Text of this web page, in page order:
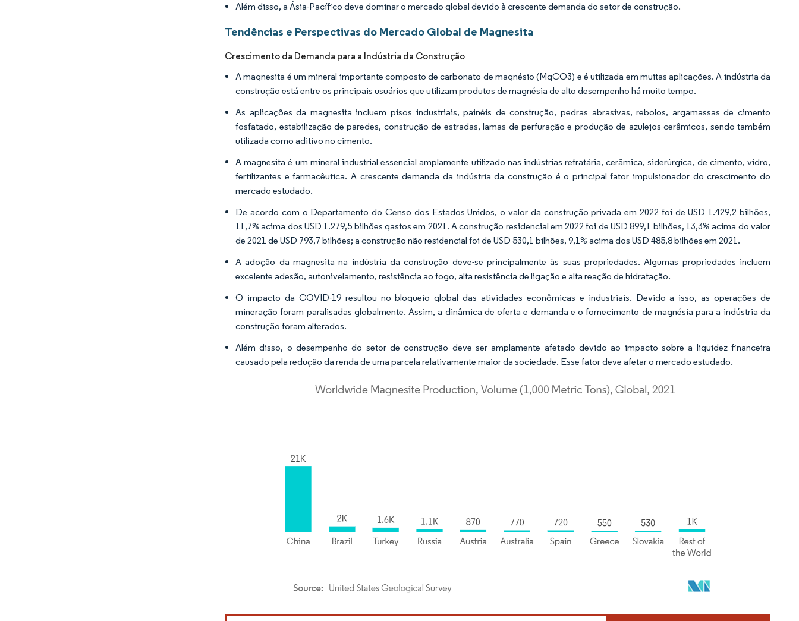
Além disso, a Ásia-Pacífico deve dominar o mercado global devido à crescente demanda do setor de construção.
Tendências e Perspectivas do Mercado Global de Magnesita
Crescimento da Demanda para a Indústria da Construção
A magnesita é um mineral importante composto de carbonato de magnésio (MgCO3) e é utilizada em muitas aplicações. A indústria da
construção está entre os principais usuários que utilizam produtos de magnésia de alto desempenho há muito tempo.
As aplicações da magnesita incluem pisos industriais, painéis de construção, pedras abrasivas, rebolos, argamassas de cimento
fosfatado, estabilização de paredes, construção de estradas, lamas de perfuração e produção de azulejos cerâmicos, sendo também
utilizada como aditivo no cimento.
A magnesita é um mineral industrial essencial amplamente utilizado nas indústrias refratária, cerâmica, siderúrgica, de cimento, vidro,
fertilizantes e farmacêutica. A crescente demanda da indústria da construção é o principal fator impulsionador do crescimento do
mercado estudado.
De acordo com o Departamento do Censo dos Estados Unidos, o valor da construção privada em 2022 foi de USD 1.429,2 bilhões,
11,7% acima dos USD 1.279,5 bilhões gastos em 2021. A construção residencial em 2022 foi de USD 899,1 bilhões, 13,3% acima do valor
de 2021 de USD 793,7 bilhões; a construção não residencial foi de USD 530,1 bilhões, 9,1% acima dos USD 485,8 bilhões em 2021.
A adoção da magnesita na indústria da construção deve-se principalmente às suas propriedades. Algumas propriedades incluem
excelente adesão, autonivelamento, resistência ao fogo, alta resistência de ligação e alta reação de hidratação.
O impacto da COVID-19 resultou no bloqueio global das atividades econômicas e industriais. Devido a isso, as operações de
mineração foram paralisadas globalmente. Assim, a dinâmica de oferta e demanda e o fornecimento de magnésia para a indústria da
construção foram alterados.
Além disso, o desempenho do setor de construção deve ser amplamente afetado devido ao impacto sobre a liquidez financeira
causado pela redução da renda de uma parcela relativamente maior da sociedade. Esse fator deve afetar o mercado estudado.
Imagem © Mordor Intelligence. O reuso requer atribuição conforme CC BY 4.0.